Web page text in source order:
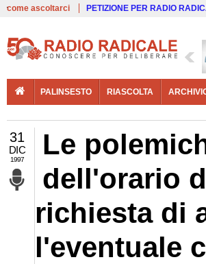
come ascoltarci PETIZIONE PER RADIO
PALINSESTO RIASCOLTA
31
DIC
1997
Le
dell'orario
richiesta di
l'eventuale